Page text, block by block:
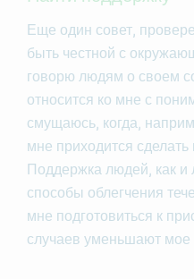
Еще один совет,
быть честной с
говорю людям о своем
относится ко мне с
смущаюсь, когда,
мне приходится
Поддержка людей, как и
способы облегчения
мне подготовиться к
случаев уменьшают мое